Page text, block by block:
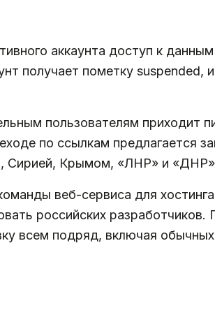
аккаунта доступ к
получает пометку suspended,
пользователям приходит
по ссылкам предлагается
Сирией, Крымом, «ЛНР» и
веб-сервиса для
российских
всем подряд, включая